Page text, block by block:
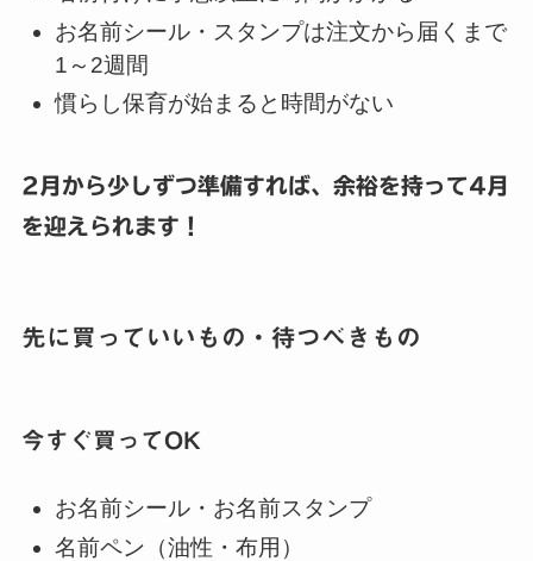
お名前シール・スタンプは注文から届くまで
1～2週間
慣らし保育が始まると時間がない
2月から少しずつ準備すれば、余裕を持って4月
を迎えられます！
先に買っていいもの・待つべきもの
今すぐ買ってOK
お名前シール・お名前スタンプ
名前ペン（油性・布用）